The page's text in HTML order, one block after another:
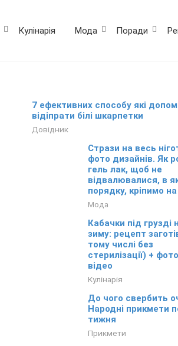
Кулінарія Мода Поради
7 ефективних способу які
відіпрати білі шкарпетки
Довідник
Стрази на весь
фото дизайнів. Як
гель лак, щоб не
відвалювалися, в
порядку, кріпимо
Мода
Кабачки під грузді
зиму: рецепт
тому числі без
стерилізації) +
відео
Кулінарія
До чого свербить
Народні прикмети
тижня
Прикмети